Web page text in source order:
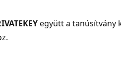
együtt a tanúsítvány